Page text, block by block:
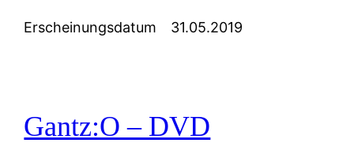
Erscheinungsdatum 31.05.2019
Gantz:O – DVD